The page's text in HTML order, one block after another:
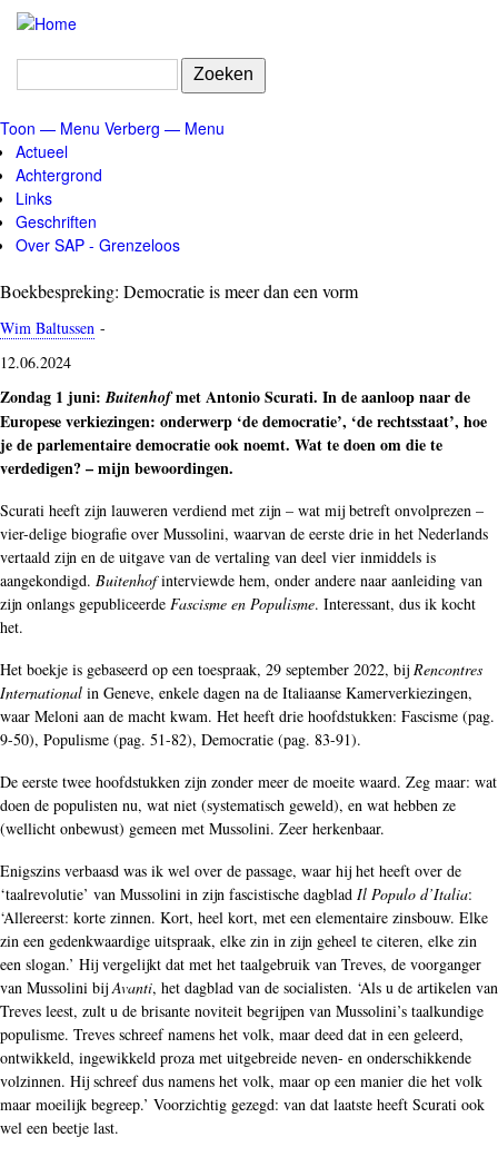
Overslaan
naar
gaan
Zoeken
Menu
Toon — Menu Verberg — Menu
Actueel
Achtergrond
Links
Geschriften
Over SAP - Grenzeloos
Boekbespreking: Democratie is meer dan een vorm
Wim Baltussen -
12.06.2024
Zondag 1 juni:Buitenhofmet Antonio Scurati. In de aanloop naar de
Europese verkiezingen: onderwerp ‘de democratie’, ‘de rechtsstaat’, hoe
je de parlementaire democratie ook noemt. Wat te doen om die te
verdedigen? – mijn bewoordingen.
Scurati heeft zijn lauweren verdiend met zijn – wat mij betreft onvolprezen –
vier-delige biografie over Mussolini, waarvan de eerste drie in het Nederlands
vertaald zijn en de uitgave van de vertaling van deel vier inmiddels is
aangekondigd. Buitenhofinterviewde hem, onder andere naar aanleiding van
zijn onlangs gepubliceerde Fascisme en Populisme. Interessant, dus ik kocht
het.
Het boekje is gebaseerd op een toespraak, 29 september 2022, bij Rencontres
International in Geneve, enkele dagen na de Italiaanse Kamerverkiezingen,
waar Meloni aan de macht kwam. Het heeft drie hoofdstukken: Fascisme (pag.
9-50), Populisme (pag. 51-82), Democratie (pag. 83-91).
De eerste twee hoofdstukken zijn zonder meer de moeite waard. Zeg maar: wat
doen de populisten nu, wat niet (systematisch geweld), en wat hebben ze
(wellicht onbewust) gemeen met Mussolini. Zeer herkenbaar.
Enigszins verbaasd was ik wel over de passage, waar hij het heeft over de
‘taalrevolutie’ van Mussolini in zijn fascistische dagblad Il Populo d’Italia:
‘Allereerst: korte zinnen. Kort, heel kort, met een elementaire zinsbouw. Elke
zin een gedenkwaardige uitspraak, elke zin in zijn geheel te citeren, elke zin
een slogan.’ Hij vergelijkt dat met het taalgebruik van Treves, de voorganger
van Mussolini bij Avanti, het dagblad van de socialisten. ‘Als u de artikelen van
Treves leest, zult u de brisante noviteit begrijpen van Mussolini’s taalkundige
populisme. Treves schreef namens het volk, maar deed dat in een geleerd,
ontwikkeld, ingewikkeld proza met uitgebreide neven- en onderschikkende
volzinnen. Hij schreef dus namens het volk, maar op een manier die het volk
maar moeilijk begreep.’ Voorzichtig gezegd: van dat laatste heeft Scurati ook
wel een beetje last.